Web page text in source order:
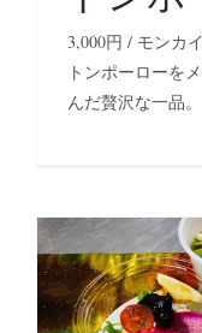
3,000円 / モンカイ
トンポーローを
んだ贅沢な一品。